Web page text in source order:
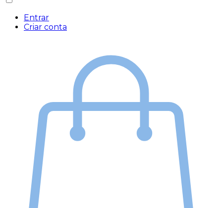
Entrar
Criar conta